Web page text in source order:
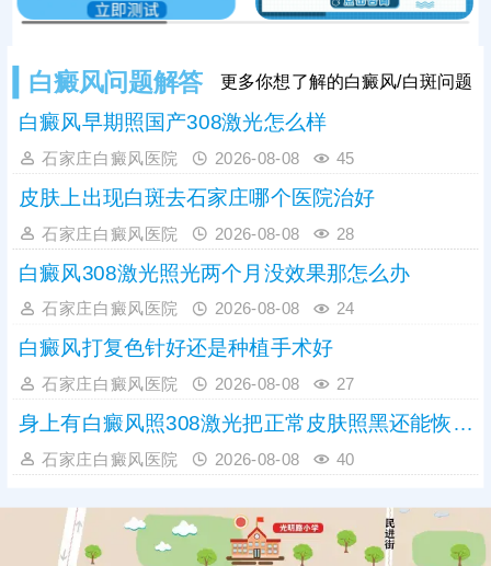
白癜风问题解答 更多你想了解的白癜风/白斑问题
白癜风早期照国产308激光怎么样
石家庄白癜风医院 2026-08-08 45
皮肤上出现白斑去石家庄哪个医院治好
石家庄白癜风医院 2026-08-08 28
白癜风308激光照光两个月没效果那怎么办
石家庄白癜风医院 2026-08-08 24
白癜风打复色针好还是种植手术好
石家庄白癜风医院 2026-08-08 27
身上有白癜风照308激光把正常皮肤照黑还能恢复吗
石家庄白癜风医院 2026-08-08 40